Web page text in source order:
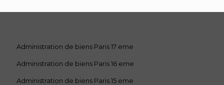
Administration de biens Paris 17 eme
Administration de biens Paris 16 eme
Administration de biens Paris 15 eme